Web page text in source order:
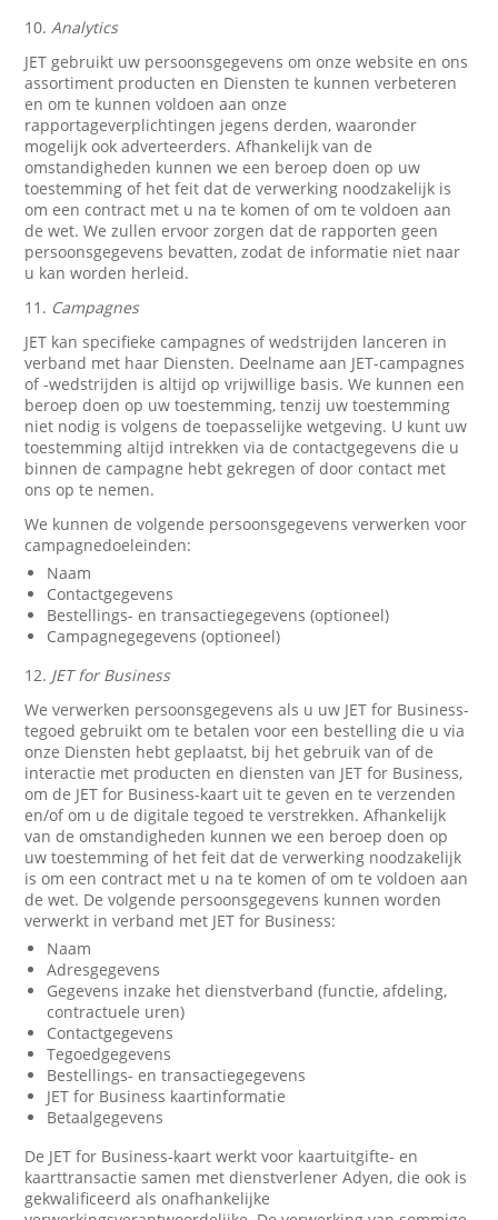
10.Analytics
JET gebruikt uw persoonsgegevens om onze website en ons
assortiment producten en Diensten te kunnen verbeteren
en om te kunnen voldoen aan onze
rapportageverplichtingen jegens derden, waaronder
mogelijk ook adverteerders. Afhankelijk van de
omstandigheden kunnen we een beroep doen op uw
toestemming of het feit dat de verwerking noodzakelijk is
om een contract met u na te komen of om te voldoen aan
de wet. We zullen ervoor zorgen dat de rapporten geen
persoonsgegevens bevatten, zodat de informatie niet naar
u kan worden herleid.
11. Campagnes
JET kan specifieke campagnes of wedstrijden lanceren in
verband met haar Diensten. Deelname aan JET-campagnes
of -wedstrijden is altijd op vrijwillige basis. We kunnen een
beroep doen op uw toestemming, tenzij uw toestemming
niet nodig is volgens de toepasselijke wetgeving. U kunt uw
toestemming altijd intrekken via de contactgegevens die u
binnen de campagne hebt gekregen of door contact met
ons op te nemen.
We kunnen de volgende persoonsgegevens verwerken voor
campagnedoeleinden:
Naam
Contactgegevens
Bestellings- en transactiegegevens (optioneel)
Campagnegegevens (optioneel)
12. JET for Business
We verwerken persoonsgegevens als u uw JET for Business-
tegoed gebruikt om te betalen voor een bestelling die u via
onze Diensten hebt geplaatst, bij het gebruik van of de
interactie met producten en diensten van JET for Business,
om de JET for Business-kaart uit te geven en te verzenden
en/of om u de digitale tegoed te verstrekken. Afhankelijk
van de omstandigheden kunnen we een beroep doen op
uw toestemming of het feit dat de verwerking noodzakelijk
is om een contract met u na te komen of om te voldoen aan
de wet. De volgende persoonsgegevens kunnen worden
verwerkt in verband met JET for Business:
Naam
Adresgegevens
Gegevens inzake het dienstverband (functie, afdeling,
contractuele uren)
Contactgegevens
Tegoedgegevens
Bestellings- en transactiegegevens
JET for Business kaartinformatie
Betaalgegevens
De JET for Business-kaart werkt voor kaartuitgifte- en
kaarttransactie samen met dienstverlener Adyen, die ook is
gekwalificeerd als onafhankelijke